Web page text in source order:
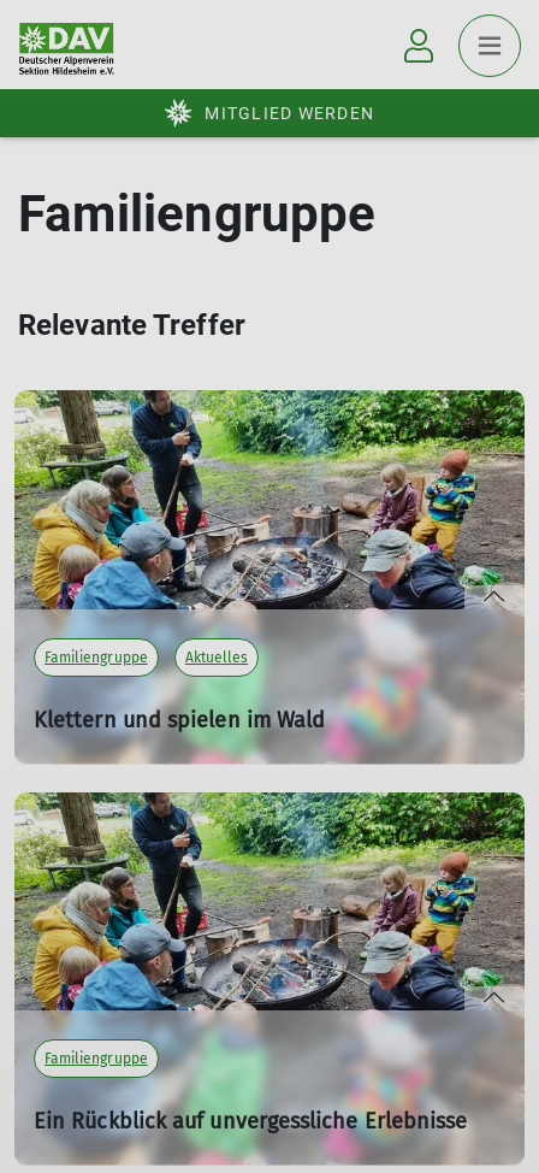
MITGLIED WERDEN
Familiengruppe
Relevante Treffer
Familiengruppe Aktuelles
Klettern und spielen im Wald
Die Familiengruppe lernt sich kennen
mehr erfahren
Familiengruppe
Ein Rückblick auf unvergessliche Erlebnisse
16.04.2025